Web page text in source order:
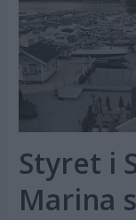
Styret i
Marina